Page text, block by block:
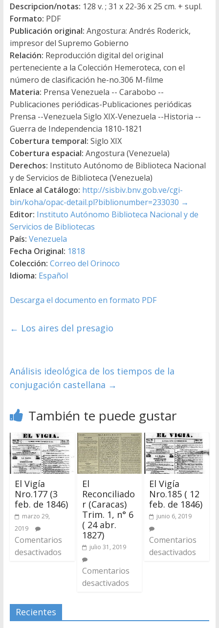
Descripcion/notas: 128 v. ; 31 x 22-36 x 25 cm. + supl.
Formato: PDF
Publicación original: Angostura: Andrés Roderick,
impresor del Supremo Gobierno
Relación: Reproducción digital del original
perteneciente a la Colección Hemeroteca, con el
número de clasificación he-no.306 M-filme
Materia: Prensa Venezuela -- Carabobo --
Publicaciones periódicas-Publicaciones periódicas
Prensa --Venezuela Siglo XIX-Venezuela --Historia --
Guerra de Independencia 1810-1821
Cobertura temporal: Siglo XIX
Cobertura espacial: Angostura (Venezuela)
Derechos: Instituto Autónomo de Biblioteca Nacional
y de Servicios de Biblioteca (Venezuela)
Enlace al Catálogo: http://sisbiv.bnv.gob.ve/cgi-
bin/koha/opac-detail.pl?biblionumber=233030 →
Editor: Instituto Autónomo Biblioteca Nacional y de
Servicios de Bibliotecas
País: Venezuela
Fecha Original: 1818
Colección: Correo del Orinoco
Idioma: Español
Descarga el documento en formato PDF
← Los aires del presagio
Análisis ideológica de los tiempos de la
conjugación castellana →
También te puede gustar
El Vigía
Nro.177 (3
feb. de 1846)
marzo 29,
2019
Comentarios
desactivados
El
Reconciliado
r (Caracas)
Trim. 1, n° 6
( 24 abr.
1827)
julio 31, 2019
Comentarios
desactivados
El Vigía
Nro.185 ( 12
feb. de 1846)
junio 6, 2019
Comentarios
desactivados
Recientes